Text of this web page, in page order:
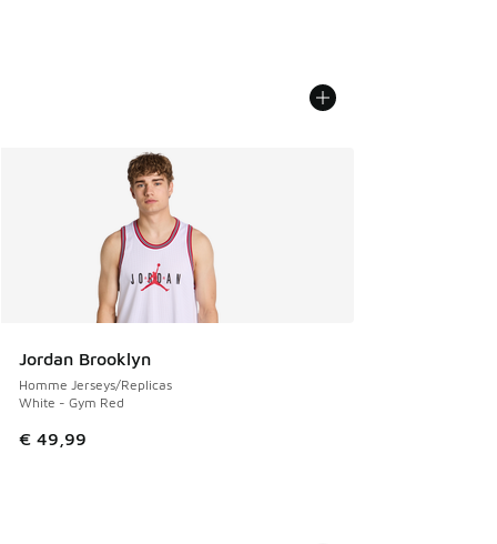
Jordan Brooklyn
Homme Jerseys/Replicas
White - Gym Red
€ 49,99